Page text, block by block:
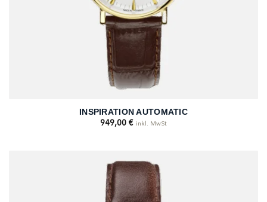
INSPIRATION AUTOMATIC
949,00 € inkl. MwSt